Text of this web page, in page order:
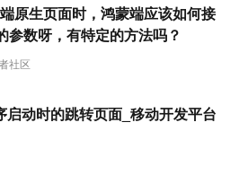
社区
原生页面时，鸿蒙端应该如何接
参数呀，有特定的方法吗？
动时的跳转页面_移动开发平台